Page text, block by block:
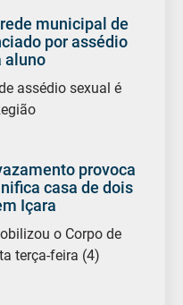
municipal de
por assédio
aluno
assédio sexual é
provoca
casa de dois
Içara
o Corpo de
terça-feira (4)